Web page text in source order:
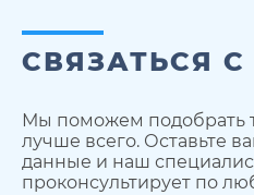
СВЯЗАТЬСЯ
Мы поможем подобрать
лучше всего. Оставьте
данные и наш
проконсультирует по